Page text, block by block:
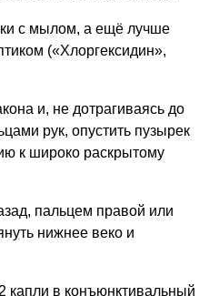
с мылом, а ещё лучше
(«Хлоргексидин»,
и, не дотрагиваясь до
рук, опустить пузырек
к широко раскрытому
пальцем правой или
нижнее веко и
капли в конъюнктивальный